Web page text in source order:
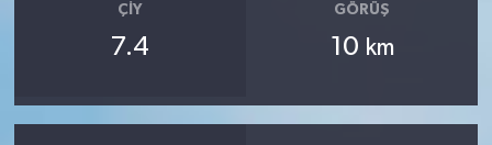
ÇIY
7.4
GÖRÜŞ
10 km